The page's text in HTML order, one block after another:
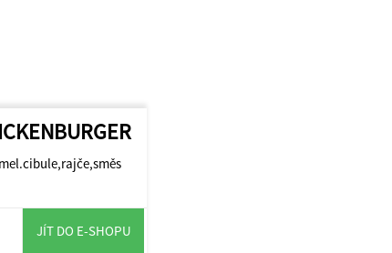
JÍT DO E-SHOPU